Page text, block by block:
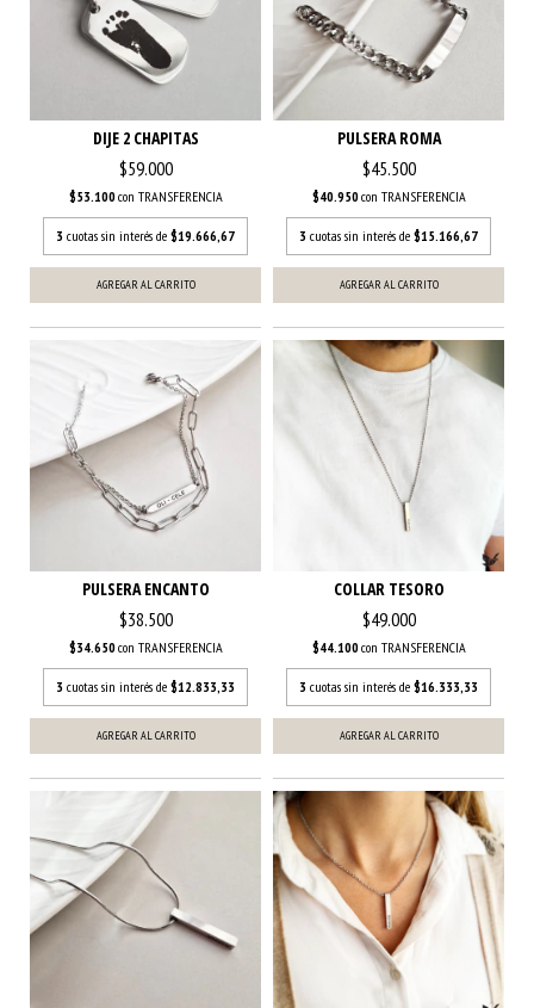
DIJE 2 CHAPITAS
$59.000
$53.100con TRANSFERENCIA
3 cuotas sin interés de $19.666,67
AGREGAR AL CARRITO
PULSERA ROMA
$45.500
$40.950con TRANSFERENCIA
3 cuotas sin interés de $15.166,67
AGREGAR AL CARRITO
PULSERA ENCANTO
$38.500
$34.650con TRANSFERENCIA
3 cuotas sin interés de $12.833,33
AGREGAR AL CARRITO
COLLAR TESORO
$49.000
$44.100con TRANSFERENCIA
3 cuotas sin interés de $16.333,33
AGREGAR AL CARRITO